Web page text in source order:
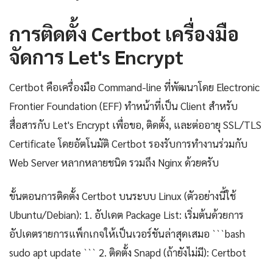
การติดตั้ง Certbot เครื่องมือ
จัดการ Let's Encrypt
Certbot คือเครื่องมือ Command-line ที่พัฒนาโดย Electronic
Frontier Foundation (EFF) ทำหน้าที่เป็น Client สำหรับ
สื่อสารกับ Let's Encrypt เพื่อขอ, ติดตั้ง, และต่ออายุ SSL/TLS
Certificate โดยอัตโนมัติ Certbot รองรับการทำงานร่วมกับ
Web Server หลากหลายชนิด รวมถึง Nginx ด้วยครับ
ขั้นตอนการติดตั้ง Certbot บนระบบ Linux (ตัวอย่างนี้ใช้
Ubuntu/Debian): 1. อัปเดต Package List: เริ่มต้นด้วยการ
อัปเดตรายการแพ็กเกจให้เป็นเวอร์ชันล่าสุดเสมอ ```bash
sudo apt update ``` 2. ติดตั้ง Snapd (ถ้ายังไม่มี): Certbot